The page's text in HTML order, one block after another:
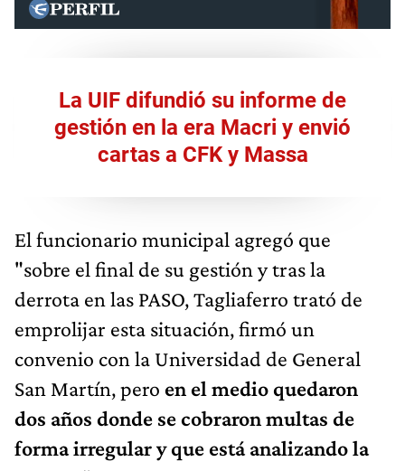
La UIF difundió su informe de
gestión en la era Macri y envió
cartas a CFK y Massa
El funcionario municipal agregó que
"sobre el final de su gestión y tras la
derrota en las PASO, Tagliaferro trató de
emprolijar esta situación, firmó un
convenio con la Universidad de General
San Martín, pero en el medio quedaron
dos años donde se cobraron multas de
forma irregular y que está analizando la